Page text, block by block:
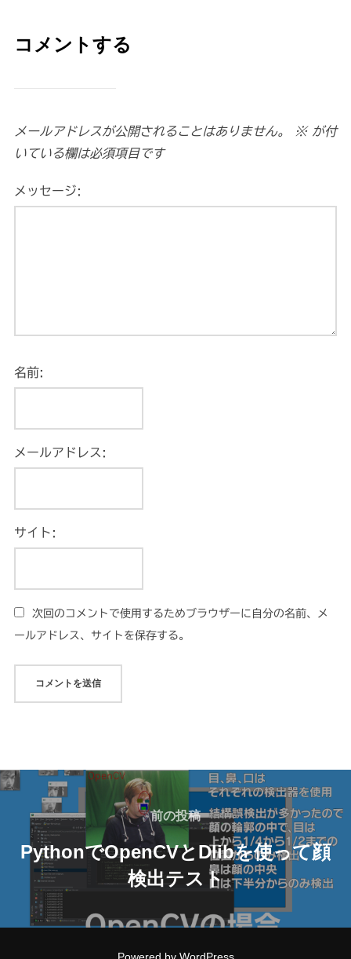
コメントする
メールアドレスが公開されることはありません。 ※が付
いている欄は必須項目です
メッセージ:
名前:
メールアドレス:
サイト:
次回のコメントで使用するためブラウザーに自分の名前、メ
ールアドレス、サイトを保存する。
投
ナ
前
投
稿
前の投稿
PythonでOpenCVとDlibを使って顔
検出テスト